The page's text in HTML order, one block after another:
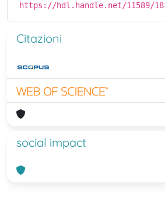
https://hdl.handle.net/11589/
Citazioni
social impact